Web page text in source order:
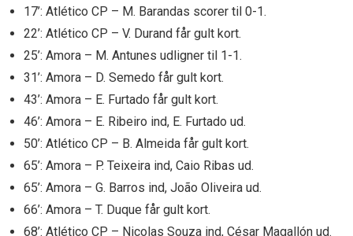
17’: Atlético CP – M. Barandas scorer til 0-1.
22’: Atlético CP – V. Durand får gult kort.
25’: Amora – M. Antunes udligner til 1-1.
31’: Amora – D. Semedo får gult kort.
43’: Amora – E. Furtado får gult kort.
46’: Amora – E. Ribeiro ind, E. Furtado ud.
50’: Atlético CP – B. Almeida får gult kort.
65’: Amora – P. Teixeira ind, Caio Ribas ud.
65’: Amora – G. Barros ind, João Oliveira ud.
66’: Amora – T. Duque får gult kort.
68’: Atlético CP – Nicolas Souza ind, César Magallón ud.